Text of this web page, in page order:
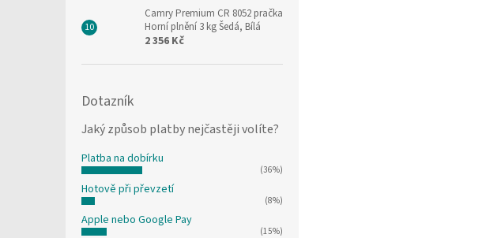
Camry Premium CR 8052 pračka
Horní plnění 3 kg Šedá, Bílá
2 356 Kč
Dotazník
Jaký způsob platby nejčastěji volíte?
Platba na dobírku
(36%)
Hotově při převzetí
(8%)
Apple nebo Google Pay
(15%)